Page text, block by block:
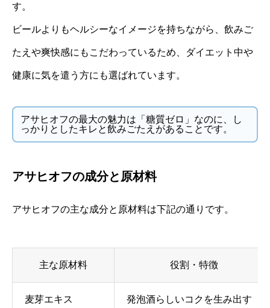
す。
ビールよりもヘルシーなイメージを持ちながら、飲みご
たえや爽快感にもこだわっているため、ダイエット中や
健康に気を遣う方にも選ばれています。
アサヒオフの最大の魅力は「糖質ゼロ」なのに、し
っかりとしたキレと飲みごたえがあることです。
アサヒオフの成分と原材料
アサヒオフの主な成分と原材料は下記の通りです。
主な原材料 役割・特徴
麦芽エキス 発泡酒らしいコクを生み出す